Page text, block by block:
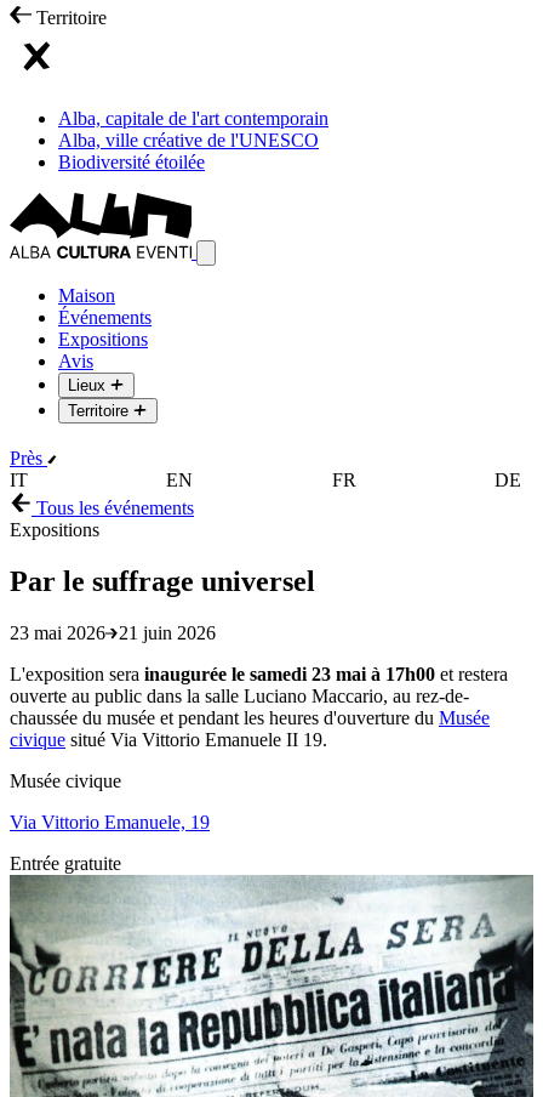
Territoire
Alba, capitale de l'art contemporain
Alba, ville créative de l'UNESCO
Biodiversité étoilée
Maison
Événements
Expositions
Avis
Lieux
Territoire
Près
IT
EN FR
DE
Tous les événements
Expositions
Par le suffrage universel
23 mai 2026
21 juin 2026
L'exposition sera inaugurée le samedi 23 mai à 17h00 et restera
ouverte au public dans la salle Luciano Maccario, au rez-de-
chaussée du musée et pendant les heures d'ouverture du Musée
civique situé Via Vittorio Emanuele II 19.
Musée civique
Via Vittorio Emanuele, 19
Entrée gratuite